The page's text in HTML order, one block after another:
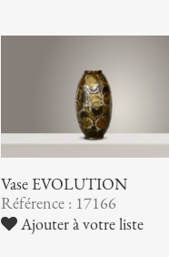
Vase EVOLUTION
Référence : 17166
Ajouter à votre liste